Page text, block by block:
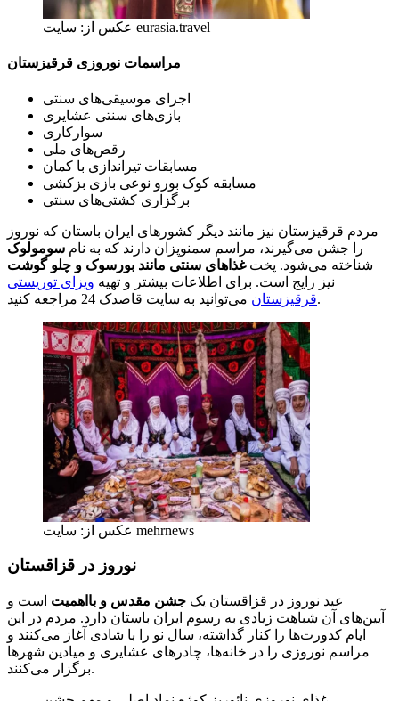
عکس از: سایت eurasia.travel
مراسمات نوروزی قرقیزستان
اجرای موسیقی‌های سنتی
بازی‌های سنتی عشایری
سوارکاری
رقص‌های ملی
مسابقات تیراندازی با کمان
مسابقه کوک بورو نوعی بازی بزکشی
برگزاری کشتی‌های سنتی
مردم قرقیزستان نیز مانند دیگر کشورهای ایران باستان که نوروز
را جشن می‌گیرند، مراسم سمنوپزان دارند که به نام سومولوک
شناخته می‌شود. پخت غذاهای سنتی مانند بورسوک و چلو گوشت
نیز رایج است. برای اطلاعات بیشتر و تهیه ویزای توریستی
قرقیزستانمی‌توانید به سایت قاصدک 24 مراجعه کنید.
عکس از: سایت mehrnews
نوروز در قزاقستان
عید نوروز در قزاقستان یک جشن مقدس و بااهمیت است و
آیین‌های آن شباهت زیادی به رسوم ایران باستان دارد. مردم در این
ایام کدورت‌ها را کنار گذاشته، سال نو را با شادی آغاز می‌کنند و
مراسم نوروزی را در خانه‌ها، چادرهای عشایری و میادین شهرها
برگزار می‌کنند.